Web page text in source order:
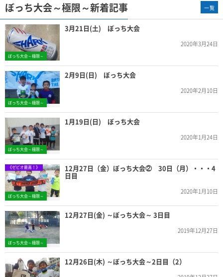
ぼっち大会～極限～新着記事
ぼっち大会～極限～
3月21日(土) ぼっち大会
2020年3月24日
ぼっち大会～極限～
2月9日(日) ぼっち大会
2020年2月10日
ぼっち大会～極限～
1月19日(日) ぼっち大会
2020年1月24日
《ゼビオ最高！》
ぼっち大会～極限～
12月27日（金）ぼっち大会② 30日（月）・・・4
日目
2020年1月10日
ぼっち大会～極限～
12月27日(金) ～ぼっち大会～ 3日目
2019年12月27日
12月26日(木) ～ぼっち大会～2日目（2）
一覧